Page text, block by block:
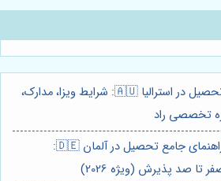
⭐️ راهنمای جامع تحصیل در استرالیا 🇦🇺: شرایط ویزا، مدارک،
تخصصی راد
راهنمای جامع ⭐️ راهنمای جامع تحصیل در آلمان 🇩🇪:
تا صد پذیرش (ویژه 2026)